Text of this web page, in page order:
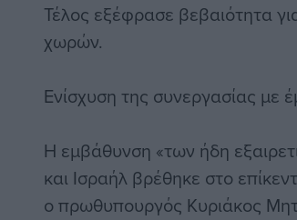
Τέλος εξέφρασε βεβαιότητα
χωρών.
Ενίσχυση της συνεργασίας με
Η εμβάθυνση «των ήδη
και Ισραήλ βρέθηκε στο
ο πρωθυπουργός Κυριάκος